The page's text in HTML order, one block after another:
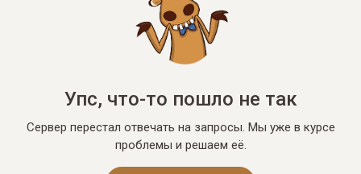
Упс, что-то пошло не так
Сервер перестал отвечать на запросы. Мы уже в курсе
проблемы и решаем её.